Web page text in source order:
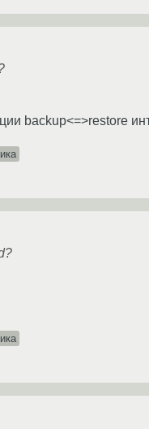
backup<=>restore